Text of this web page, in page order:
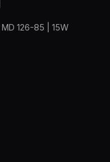
MD 126-85 | 15W